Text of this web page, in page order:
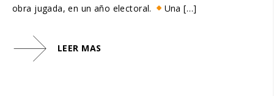
obra jugada, en un año electoral.
Una […]
LEER MAS